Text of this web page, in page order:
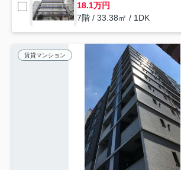
18.1万円
7階 / 33.38㎡ / 1DK
賃貸マンション